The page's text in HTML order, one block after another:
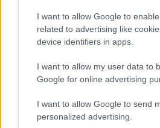
I want to allow Google to
related to advertising like
device identifiers in apps.
I want to allow my user data to
Google for online advertising
I want to allow Google to send
personalized advertising.
ΟΛΕΣ ΟΙ ΕΙΔΗΣΕΙΣ